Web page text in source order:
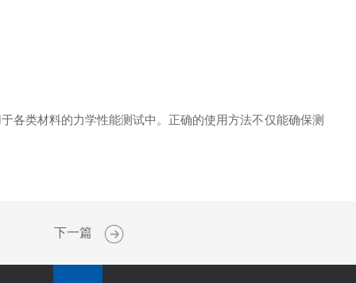
各类材料的力学性能测试中。正确的使用方法不仅能确保测
下一篇